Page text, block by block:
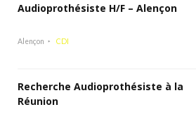
Audioprothésiste H/F – Alençon
Alençon CDI
Recherche Audioprothésiste à la
Réunion